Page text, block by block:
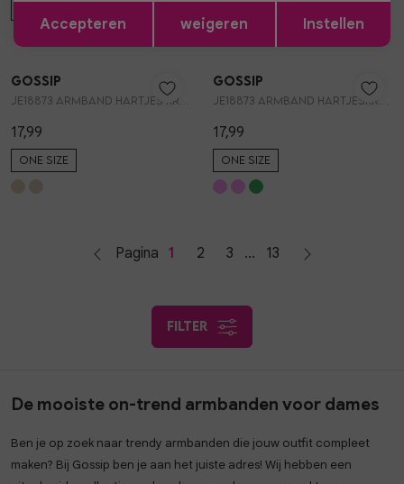
1/2
Gossip
17,99
ONE SIZE
1/2
Gossip
17,99
ONE SIZE
Pagina 1 2 3 13
filter
De mooiste on-trend armbanden voor dames
Ben je op zoek naar trendy armbanden die jouw outfit compleet
maken? Bij Gossip ben je aan het juiste adres! Wij hebben een
Opslaan
Accepteren weigeren Instellen